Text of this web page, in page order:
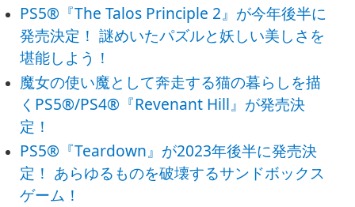
PS5®『The Talos Principle 2』が今年後半に
発売決定！ 謎めいたパズルと妖しい美しさを
堪能しよう！
魔女の使い魔として奔走する猫の暮らしを描
くPS5®/PS4®『Revenant Hill』が発売決
定！
PS5®『Teardown』が2023年後半に発売決
定！ あらゆるものを破壊するサンドボックス
ゲーム！